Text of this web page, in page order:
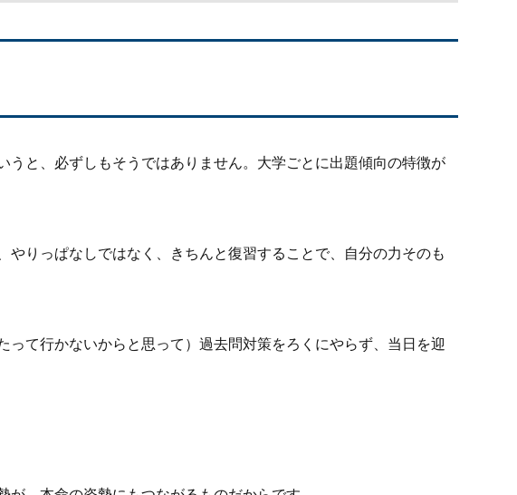
と、必ずしもそうではありません。大学ごとに出題傾向の特徴が
りっぱなしではなく、きちんと復習することで、自分の力そのも
て行かないからと思って）過去問対策をろくにやらず、当日を迎